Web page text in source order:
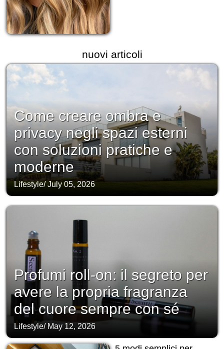
nuovi articoli
Come creare ombra e
privacy negli spazi esterni
con soluzioni pratiche e
moderne
Lifestyle/July 05, 2026
Profumi roll-on: il segreto per
avere la propria fragranza
del cuore sempre con sé
Lifestyle/ May 12, 2026